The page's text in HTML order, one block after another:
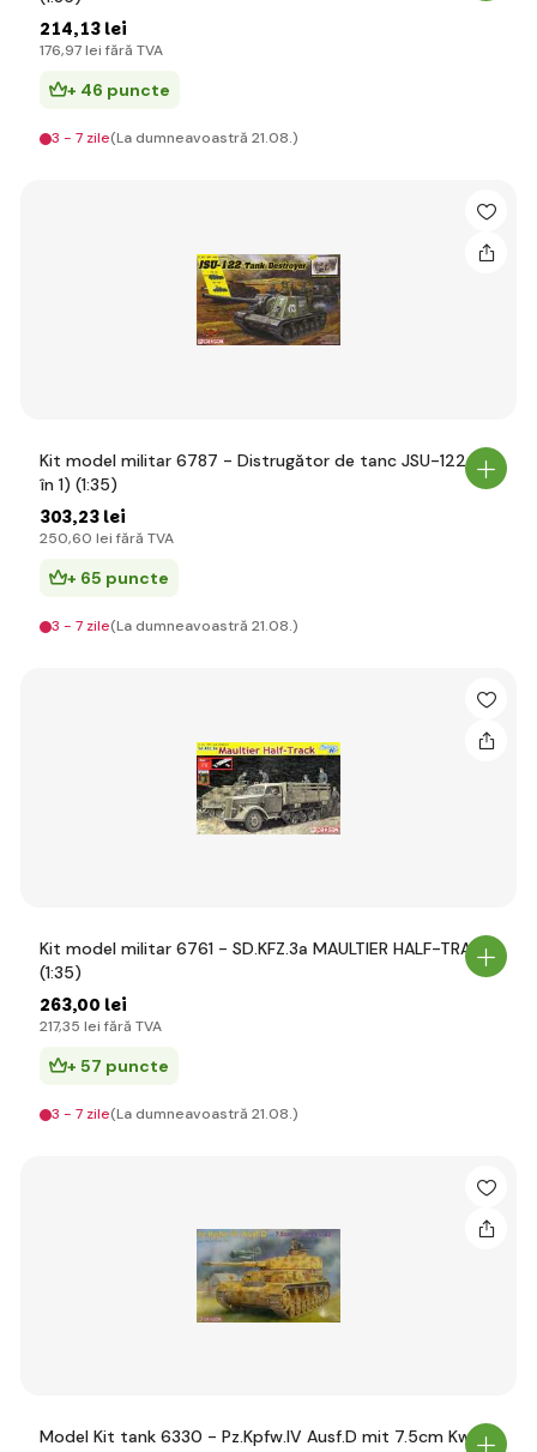
214,13 lei
176,97 lei fără TVA
+ 46 puncte
3 - 7 zile(La dumneavoastră 21.08.)
Kit model militar 6787 - Distrugător de tanc JSU-122 (3
în 1) (1:35)
303,23 lei
250,60 lei fără TVA
+ 65 puncte
3 - 7 zile(La dumneavoastră 21.08.)
Kit model militar 6761 - SD.KFZ.3a MAULTIER HALF-TRACK
(1:35)
263,00 lei
217,35 lei fără TVA
+ 57 puncte
3 - 7 zile(La dumneavoastră 21.08.)
Model Kit tank 6330 - Pz.Kpfw.IV Ausf.D mit 7.5cm Kw.K